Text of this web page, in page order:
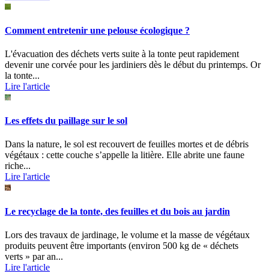
Comment entretenir une pelouse écologique ?
L'évacuation des déchets verts suite à la tonte peut rapidement
devenir une corvée pour les jardiniers dès le début du printemps. Or
la tonte...
Lire l'article
Les effets du paillage sur le sol
Dans la nature, le sol est recouvert de feuilles mortes et de débris
végétaux : cette couche s’appelle la litière. Elle abrite une faune
riche...
Lire l'article
Le recyclage de la tonte, des feuilles et du bois au jardin
Lors des travaux de jardinage, le volume et la masse de végétaux
produits peuvent être importants (environ 500 kg de « déchets
verts » par an...
Lire l'article